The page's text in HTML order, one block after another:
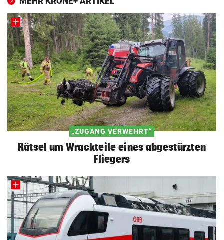
„ZUGANG VERWEHRT“
Rätsel um Wrackteile eines abgestürzten
Fliegers